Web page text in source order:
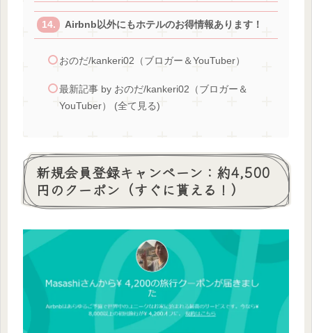
Airbnb以外にもホテルのお得情報あります！
おのだ/kankeri02（ブロガー＆YouTuber）
最新記事 by おのだ/kankeri02（ブロガー＆
YouTuber） (全て見る)
新規会員登録キャンペーン：約4,500
円のクーポン（すぐに貰える！）